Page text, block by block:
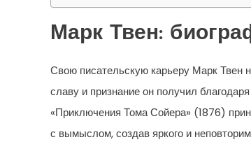
Марк Твен:
Свою писательскую карьеру Марк Твен
славу и признание он получил
«Приключения Тома Сойера» (1876)
с вымыслом, создав яркого и